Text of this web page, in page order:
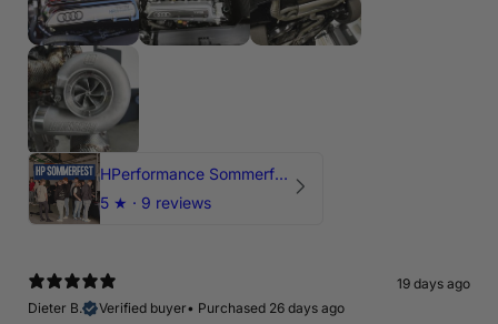
HPerformance Sommerfest 2026
5 ★ · 9 reviews
19 days ago
Dieter B.
Verified buyer• Purchased 26 days ago